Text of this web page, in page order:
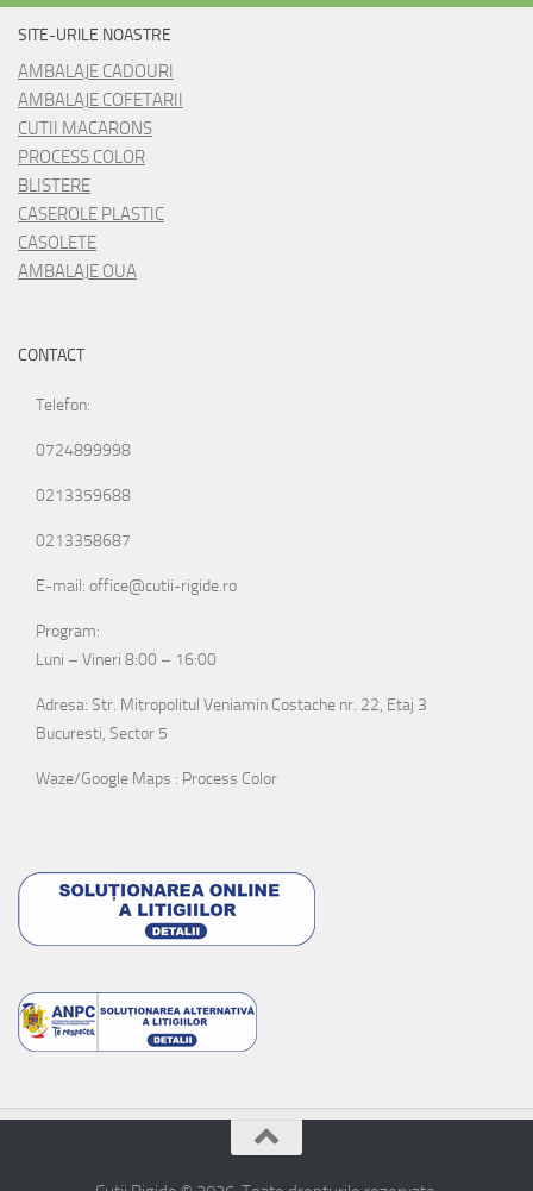
SITE-URILE NOASTRE
AMBALAJE CADOURI
AMBALAJE COFETARII
CUTII MACARONS
PROCESS COLOR
BLISTERE
CASEROLE PLASTIC
CASOLETE
AMBALAJE OUA
CONTACT
Telefon:
0724899998
0213359688
0213358687
E-mail: office@cutii-rigide.ro
Program:
Luni – Vineri 8:00 – 16:00
Adresa: Str. Mitropolitul Veniamin Costache nr. 22, Etaj 3
Bucuresti, Sector 5
Waze/Google Maps : Process Color